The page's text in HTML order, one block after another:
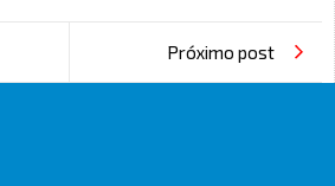
Próximo post